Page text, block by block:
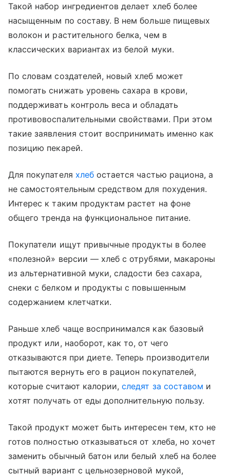
Такой набор ингредиентов делает хлеб более
насыщенным по составу. В нем больше пищевых
волокон и растительного белка, чем в
классических вариантах из белой муки.
По словам создателей, новый хлеб может
помогать снижать уровень сахара в крови,
поддерживать контроль веса и обладать
противовоспалительными свойствами. При этом
такие заявления стоит воспринимать именно как
позицию пекарей.
Для покупателя хлебостается частью рациона, а
не самостоятельным средством для похудения.
Интерес к таким продуктам растет на фоне
общего тренда на функциональное питание.
Покупатели ищут привычные продукты в более
«полезной» версии — хлеб с отрубями, макароны
из альтернативной муки, сладости без сахара,
снеки с белком и продукты с повышенным
содержанием клетчатки.
Раньше хлеб чаще воспринимался как базовый
продукт или, наоборот, как то, от чего
отказываются при диете. Теперь производители
пытаются вернуть его в рацион покупателей,
которые считают калории,следят за составом и
хотят получать от еды дополнительную пользу.
Такой продукт может быть интересен тем, кто не
готов полностью отказываться от хлеба, но хочет
заменить обычный батон или белый хлеб на более
сытный вариант с цельнозерновой мукой,